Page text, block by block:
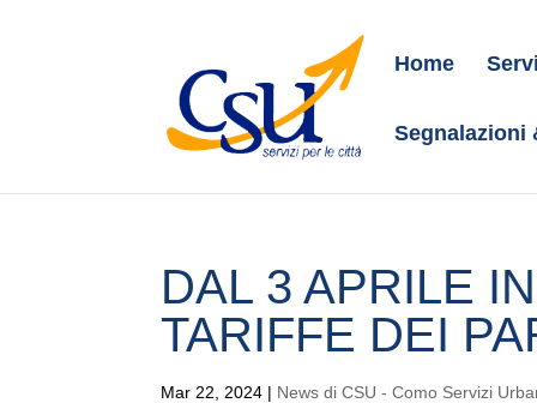
Home
Segnalazioni
DAL 3 APRILE
TARIFFE DEI
Mar 22, 2024 | News di CSU - Como Servizi